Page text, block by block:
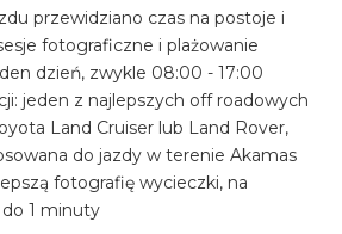
przewidziano czas na postoje i
fotograficzne i plażowanie
dzień, zwykle 08:00 - 17:00
jeden z najlepszych off roadowych
Land Cruiser lub Land Rover,
do jazdy w terenie Akamas
fotografię wycieczki, na
1 minuty